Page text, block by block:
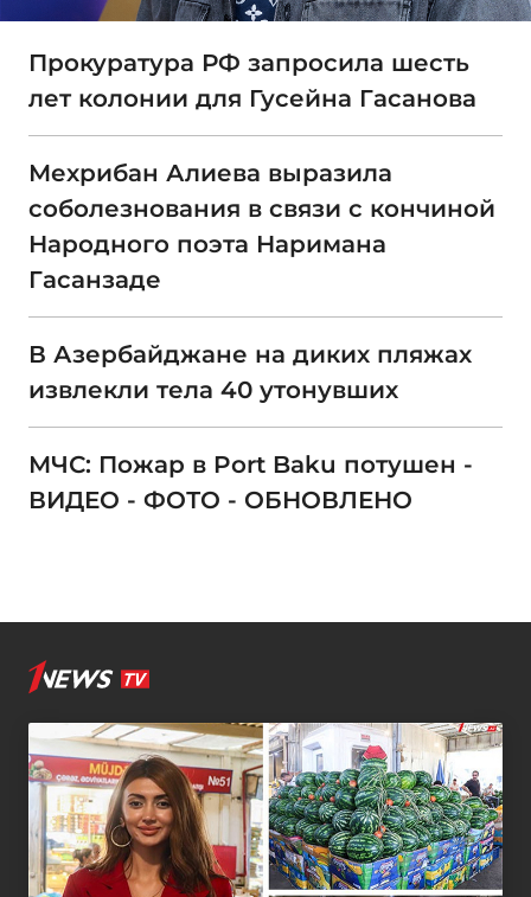
Прокуратура РФ запросила шесть
лет колонии для Гусейна Гасанова
Мехрибан Алиева выразила
соболезнования в связи с кончиной
Народного поэта Наримана
Гасанзаде
В Азербайджане на диких пляжах
извлекли тела 40 утонувших
МЧС: Пожар в Port Baku потушен -
ВИДЕО - ФОТО - ОБНОВЛЕНО